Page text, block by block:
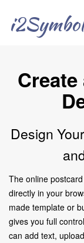
i2Symbol
Design
The online
directly in your
made template or
gives you full
can add text,